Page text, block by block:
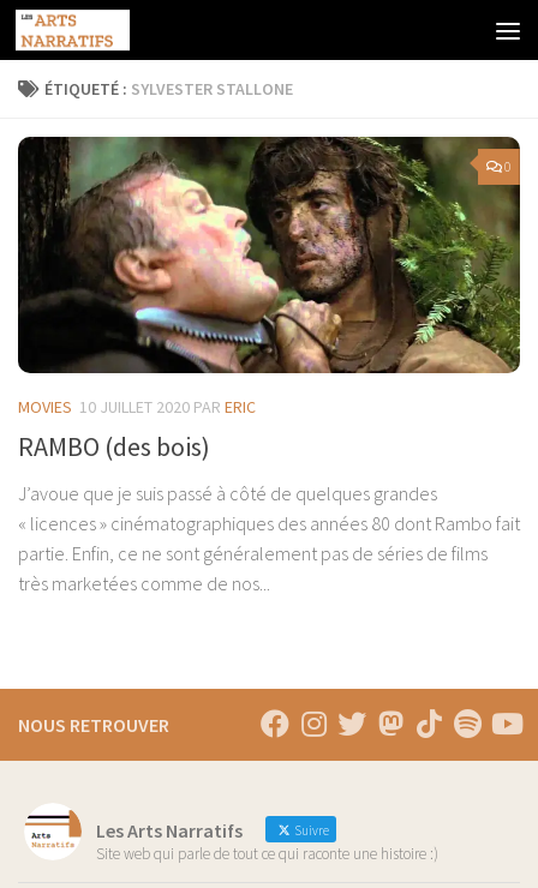
Skip to content
ÉTIQUETÉ : SYLVESTER STALLONE
0
MOVIES 10 JUILLET 2020 PAR ERIC
RAMBO (des bois)
J’avoue que je suis passé à côté de quelques grandes
« licences » cinématographiques des années 80 dont Rambo fait
partie. Enfin, ce ne sont généralement pas de séries de films
très marketées comme de nos...
NOUS RETROUVER
Les Arts Narratifs Suivre
Site web qui parle de tout ce qui raconte une histoire :)